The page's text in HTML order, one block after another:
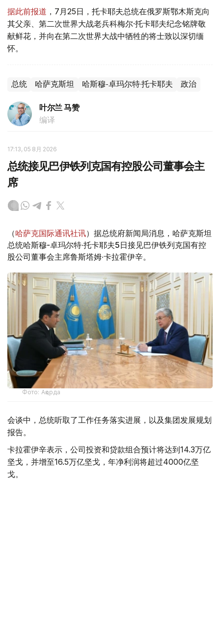
据此前报道 ，7月25日，托卡耶夫总统在俄罗斯鄂木斯克向
其父亲、第二次世界大战老兵科梅尔·托卡耶夫纪念铭牌敬
献鲜花，并向在第二次世界大战中牺牲的将士致以深切缅
怀。
总统 哈萨克斯坦 哈斯穆-卓玛尔特·托卡耶夫 政治
叶尔兰 马赞
编译
17:13, 05 8月 2026
总统接见巴伊铁列克国有控股公司董事会主
席
（哈萨克国际通讯社讯）据总统府新闻局消息，哈萨克斯坦
总统哈斯穆-卓玛尔特·托卡耶夫5日接见巴伊铁列克国有控
股公司董事会主席鲁斯塔姆·卡拉霍伊辛。
Фото: Ақорда
会谈中，总统听取了工作任务落实进展，以及集团发展规划
报告。
卡拉霍伊辛表示，公司投资和贷款组合预计将达到14.3万亿
坚戈，并增至16.5万亿坚戈，年净利润将超过4000亿坚
戈。